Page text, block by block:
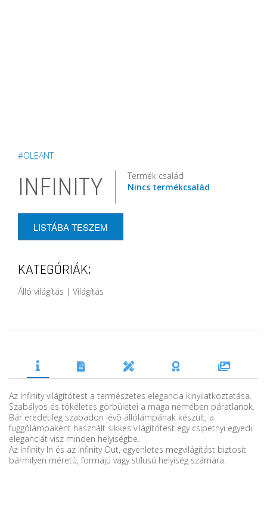
#OLEANT
INFINITY
Termék család
Nincs termékcsalád
LISTÁBA TESZEM
KATEGÓRIÁK:
Álló világítás | Világítás
Az Infinity világítótest a természetes elegancia kinyilatkoztatása.
Szabályos és tökéletes görbületei a maga nemében páratlanok.
Bár eredetileg szabadon lévõ állólámpának készült, a
függõlámpaként használt sikkes világítótest egy csipetnyi egyedi
eleganciát visz minden helyiségbe.
Az Infinity In és az Infinity Out, egyenletes megvilágítást biztosít
bármilyen méretû, formájú vagy stílusú helyiség számára.